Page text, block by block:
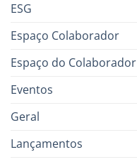
ESG
Espaço Colaborador
Espaço do Colaborador
Eventos
Geral
Lançamentos